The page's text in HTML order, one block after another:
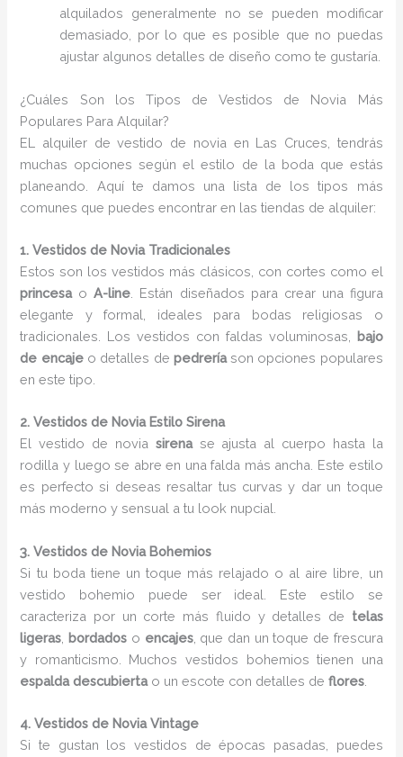
alquilados generalmente no se pueden modificar
demasiado, por lo que es posible que no puedas
ajustar algunos detalles de diseño como te gustaría.
¿Cuáles Son los Tipos de Vestidos de Novia Más
Populares Para Alquilar?
EL alquiler de vestido de novia en Las Cruces, tendrás
muchas opciones según el estilo de la boda que estás
planeando. Aquí te damos una lista de los tipos más
comunes que puedes encontrar en las tiendas de alquiler:
1. Vestidos de Novia Tradicionales
Estos son los vestidos más clásicos, con cortes como el
princesaoA-line . Están diseñados para crear una figura
elegante y formal, ideales para bodas religiosas o
tradicionales. Los vestidos con faldas voluminosas, bajo
de encajeo detalles de pedreríason opciones populares
en este tipo.
2. Vestidos de Novia Estilo Sirena
El vestido de novia sirenase ajusta al cuerpo hasta la
rodilla y luego se abre en una falda más ancha. Este estilo
es perfecto si deseas resaltar tus curvas y dar un toque
más moderno y sensual a tu look nupcial.
3. Vestidos de Novia Bohemios
Si tu boda tiene un toque más relajado o al aire libre, un
vestido bohemio puede ser ideal. Este estilo se
caracteriza por un corte más fluido y detalles de telas
ligeras bordados o encajes, que dan un toque de frescura
y romanticismo. Muchos vestidos bohemios tienen una
espalda descubiertao un escote con detalles deflores
4. Vestidos de Novia Vintage
Si te gustan los vestidos de épocas pasadas, puedes